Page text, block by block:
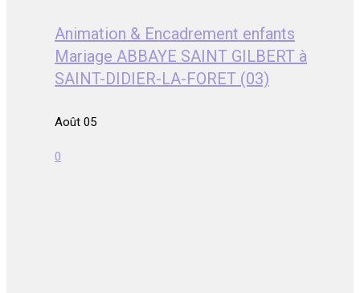
Animation & Encadrement enfants
Mariage ABBAYE SAINT GILBERT à
SAINT-DIDIER-LA-FORET (03)
Août 05
0